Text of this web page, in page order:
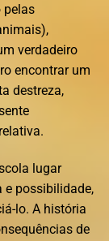
pelas
verdadeiro
encontrar um
destreza,
lugar
e possibilidade,
lo. A história
de